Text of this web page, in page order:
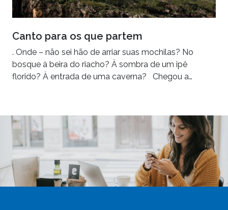
Canto para os que partem
. Onde – não sei hão de arriar suas mochilas? No
bosque à beira do riacho? À sombra de um ipê
florido? À entrada de uma caverna? Chegou a…